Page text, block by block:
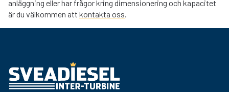
anläggning eller har frågor kring dimensionering och kapacitet
är du välkommen att kontakta oss.